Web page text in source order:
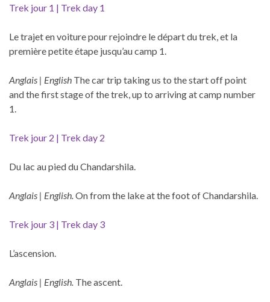
Trek jour 1 | Trek day 1
Le trajet en voiture pour rejoindre le départ du trek, et la
première petite étape jusqu’au camp 1.
Anglais | English The car trip taking us to the start off point
and the first stage of the trek, up to arriving at camp number
1.
Trek jour 2 | Trek day 2
Du lac au pied du Chandarshila.
Anglais | English.On from the lake at the foot of Chandarshila.
Trek jour 3 | Trek day 3
L’ascension.
Anglais | English. The ascent.